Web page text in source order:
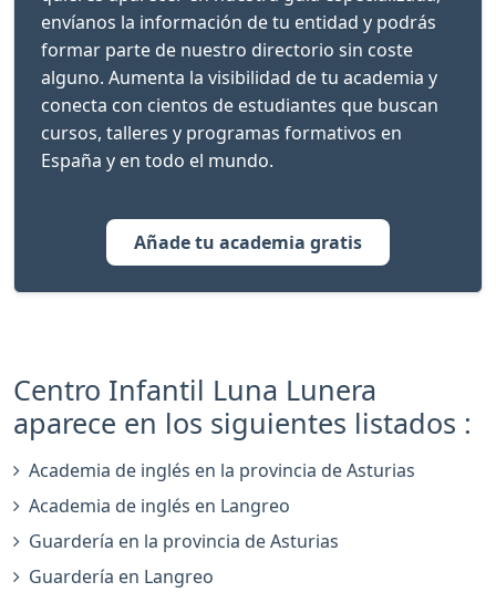
envíanos la información de tu entidad y podrás
formar parte de nuestro directorio sin coste
alguno. Aumenta la visibilidad de tu academia y
conecta con cientos de estudiantes que buscan
cursos, talleres y programas formativos en
España y en todo el mundo.
Añade tu academia gratis
Centro Infantil Luna Lunera
aparece en los siguientes listados :
Academia de inglés en la provincia de Asturias
Academia de inglés en Langreo
Guardería en la provincia de Asturias
Guardería en Langreo